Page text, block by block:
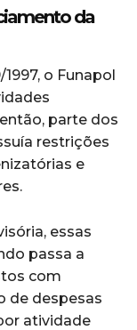
da
o Funapol
parte dos
restrições
e
essas
passa a
com
de despesas
atividade